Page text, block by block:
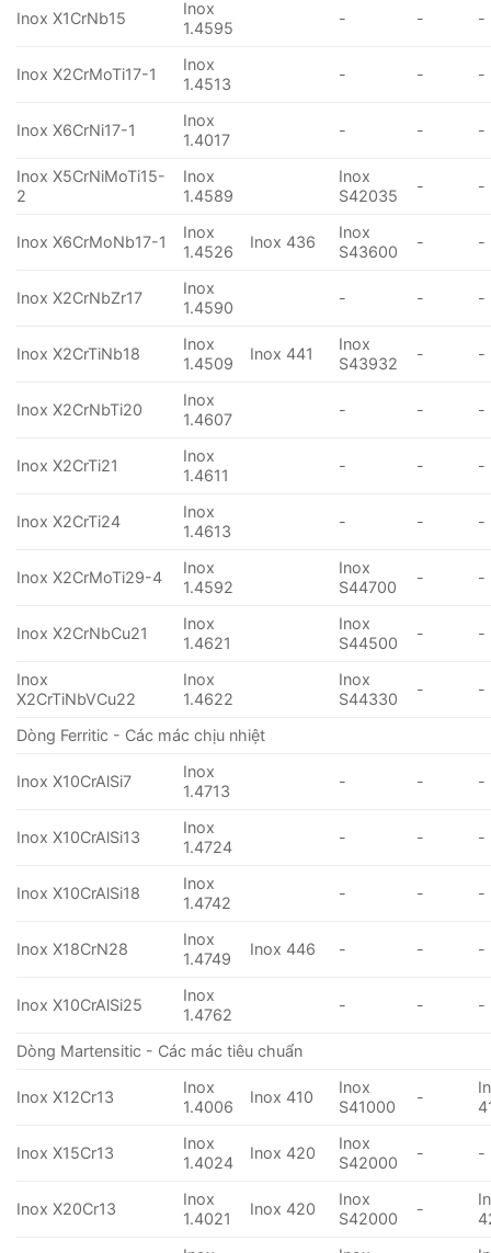
Inox X1CrNb15
Inox
1.4595
- - -
Inox X2CrMoTi17-1
Inox
1.4513
- - -
Inox X6CrNi17-1
Inox
1.4017
- - -
Inox X5CrNiMoTi15-
2
Inox
1.4589
Inox
S42035
- -
Inox X6CrMoNb17-1
Inox
1.4526
Inox 436
Inox
S43600
- -
Inox X2CrNbZr17
Inox
1.4590
- - -
Inox X2CrTiNb18
Inox
1.4509
Inox 441
Inox
S43932
- -
Inox X2CrNbTi20
Inox
1.4607
- - -
Inox X2CrTi21
Inox
1.4611
- - -
Inox X2CrTi24
Inox
1.4613
- - -
Inox X2CrMoTi29-4
Inox
1.4592
Inox
S44700
- -
Inox X2CrNbCu21
Inox
1.4621
Inox
S44500
- -
Inox
X2CrTiNbVCu22
Inox
1.4622
Inox
S44330
- -
Dòng Ferritic - Các mác chịu nhiệt
Inox X10CrAlSi7
Inox
1.4713
- - -
Inox X10CrAlSi13
Inox
1.4724
- - -
Inox X10CrAlSi18
Inox
1.4742
- - -
Inox X18CrN28
Inox
1.4749
Inox 446 - - -
Inox X10CrAlSi25
Inox
1.4762
- - -
Dòng Martensitic - Các mác tiêu chuẩn
Inox X12Cr13
Inox
1.4006
Inox 410
Inox
S41000
-
Inox X15Cr13
Inox
1.4024
Inox 420
Inox
S42000
- -
Inox X20Cr13
Inox
1.4021
Inox 420
Inox
S42000
-